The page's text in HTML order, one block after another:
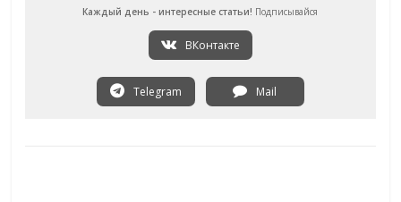
Каждый день - интересные статьи! Подписывайся
ВКонтакте
Telegram Mail